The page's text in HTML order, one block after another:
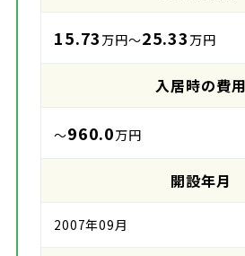
15.73 万円～25.33 万円
入居時の費用
～960.0万円
開設年月
2007年09月